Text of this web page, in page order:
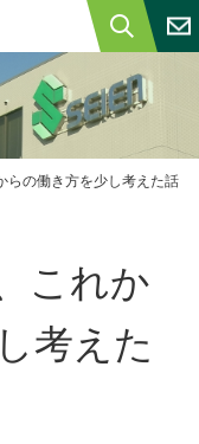
らの働き方を少し考えた話
これか
考えた